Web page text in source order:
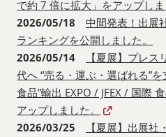
で約 7 倍に拡大」をアップしま
2026/05/18 中間発表！出展
ランキングを公開しました。
2026/05/14
【夏展】プレ
代へ “売る・運ぶ・選ばれる”
食品”輸出 EXPO / JFEX / 国際
アップしました。
2026/03/25
【夏展】出展